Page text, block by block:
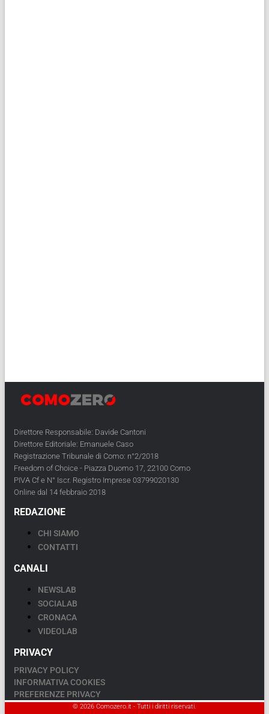
Direttore Responsabile: Davide Cantoni
Direttore Editoriale: Emanuele Caso
Registrazione Tribunale di Como: n°2/2018
Freedom of Choice - Piazza Duomo 17, 22100 Como
PIVA Cf e N° Iscr. Registro Imprese 03799020130
Online dal 14 febbraio 2018
REDAZIONE
CHI SIAMO
CONTATTI
CANALI
NEWSLAB
SOCIALAB
CRONACA
VIDEOLAB
PRIVACY
PRIVACY POLICY
INFORMATIVA COOKIES
PREFERENZE PRIVACY
© 2026 Comozero.it - Tutti i diritti riservati.